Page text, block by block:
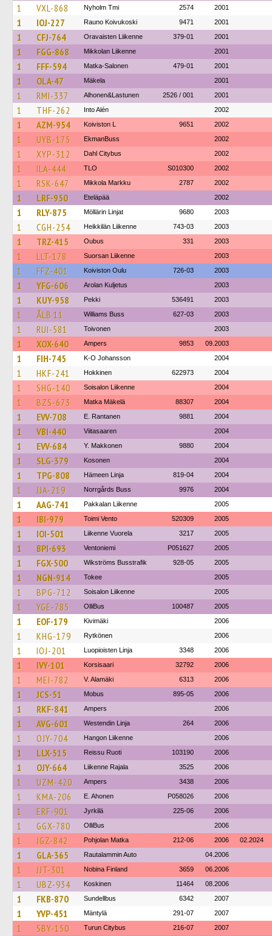
1 VXL-868 Nyholm Tmi 2574 2001
1 IOJ-227 Rauno Koivukoski 9471 2001
1 CFJ-764 Oravaisten Liikenne 379-01 2001
1 FGG-868 Mikkolan Liikenne 2001
1 FFF-594 Matka-Salonen 479-01 2001
1 OLA-47 Mäkela 2001
1 RMI-337 Alhonen&Lastunen 2526 / 001 2001
1 THF-262 Into Alén 2002
1 AZM-954 Koiviston L 9651 2002
1 UYB-175 EkmanBuss 2002
1 XYP-312 Dahl Citybus 2002
1 ILA-444 TLO S010300 2002
1 RSK-647 Mikkola Markku 2787 2002
1 LRF-950 Eteläpää 2002
1 RLY-875 Möllärin Linjat 9680 2003
1 CGH-254 Heikkilän Liikenne 743-03 2003
1 TRZ-415 Oubus 331 2003
1 LLT-178 Suorsan Liikenne 2003
1 FFZ-401 Koiviston Oulu 726-03 2003
1 YFG-606 Arolan Kuljetus 2003
1 KUY-958 Pekki 536491 2003
1 ÅLB 11 Williams Buss 627-03 2003
1 RUI-581 Toivonen 2003
1 XOX-640 Ampers 9853 09.2003
1 FIH-745 K-O Johansson 2004
1 HKF-241 Hokkinen 622973 2004
1 SHG-140 Soisalon Liikenne 2004
1 BZS-673 Matka Mäkelä 88307 2004
1 EVV-708 E. Rantanen 9881 2004
1 VBI-440 Viitasaaren 2004
1 EVV-684 Y. Makkonen 9880 2004
1 SLG-379 Kosonen 2004
1 TPG-808 Hämeen Linja 819-04 2004
1 JJA-219 Norrgårds Buss 9976 2004
1 AAG-741 Pakkalan Liikenne 2005
1 IBI-979 Toimi Vento 520309 2005
1 IOI-501 Liikenne Vuorela 3217 2005
1 BPI-693 Ventoniemi P051627 2005
1 FGX-500 Wikströms Busstrafik 928-05 2005
1 NGN-914 Tokee 2005
1 BPG-712 Soisalon Liikenne 2005
1 YGE-785 OlliBus 100487 2005
1 EOF-179 Kivimäki 2006
1 KHG-179 Rytkönen 2006
1 IOJ-201 Luopioisten Linja 3348 2006
1 IVY-101 Korsisaari 32792 2006
1 MEI-782 V. Alamäki 6313 2006
1 JCS-51 Mobus 895-05 2006
1 RKF-841 Ampers 2006
1 AVG-601 Westendin Linja 264 2006
1 OJY-704 Hangon Liikenne 2006
1 LLX-515 Reissu Ruoti 103190 2006
1 OJY-664 Liikenne Rajala 3525 2006
1 UZM-420 Ampers 3438 2006
1 KMA-206 E. Ahonen P058026 2006
1 ERF-901 Jyrkilä 225-06 2006
1 GGX-780 OlliBus 2006
1 JGZ-842 Pohjolan Matka 212-06 2006 02.2024
1 GLA-365 Rautalammin Auto 04.2006
1 JJT-301 Nobina Finland 3659 06.2006
1 UBZ-934 Koskinen 11464 08.2006
1 FKB-870 Sundellbus 6342 2007
1 YVP-451 Mäntylä 291-07 2007
1 SBY-150 Turun Citybus 216-07 2007